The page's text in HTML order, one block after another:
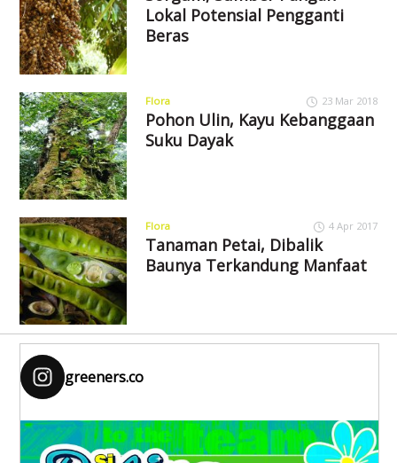
Lokal Potensial Pengganti
Beras
Flora 23 Mar 2018
Pohon Ulin, Kayu Kebanggaan
Suku Dayak
Flora 4 Apr 2017
Tanaman Petai, Dibalik
Baunya Terkandung Manfaat
greeners.co